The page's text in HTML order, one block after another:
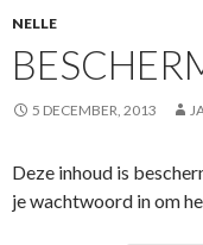
NELLE
5 DECEMBER, 2013
Deze inhoud is
je wachtwoord in om